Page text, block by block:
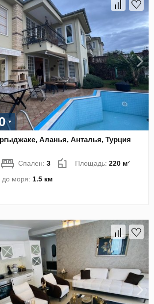
Аланья, Анталья, Турция
Спален:3 Площадь:220 м²
до моря: 1.5 км